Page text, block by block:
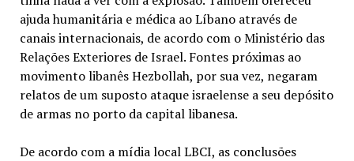
ajuda humanitária e médica ao Líbano através de
canais internacionais, de acordo com o Ministério das
Relações Exteriores de Israel. Fontes próximas ao
movimento libanês Hezbollah, por sua vez, negaram
relatos de um suposto ataque israelense a seu depósito
de armas no porto da capital libanesa.
De acordo com a mídia local LBCI, as conclusões